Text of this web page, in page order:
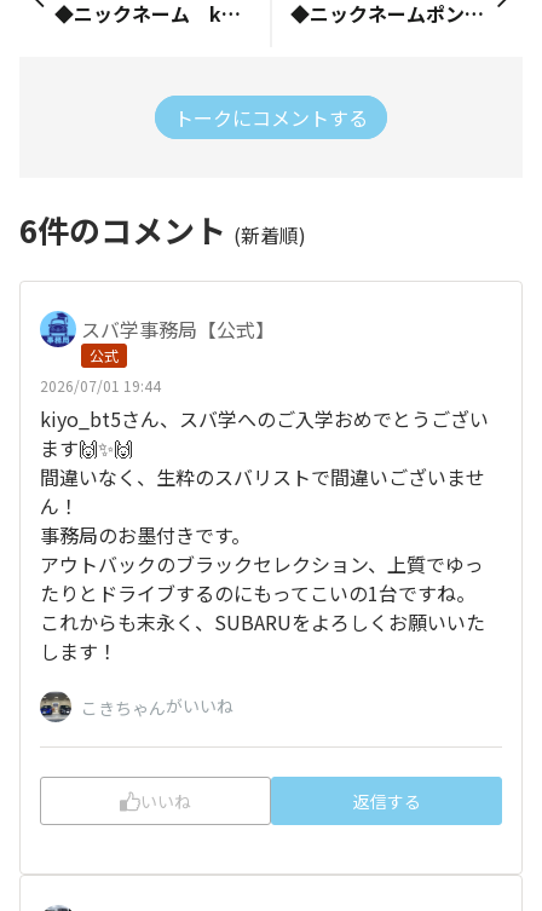
◆ニックネーム kaukau-SS ◆お乗りの車種（乗りたい車種でもOK） vivio Bistro-SS 4WD×２、vivio Bistro-SS FF ◆ご自由に自己紹介をどうぞ！ “ 相棒と一緒に免許返納まで！” 色白で走るの大好きな恥ずかしがりやさん（98年製最終型の28歳、vivio Bistro-SS 4WD ）が相棒です。 ディーラーメンテからの卒業を機にコミュニティからも遠ざかり、今では遠出もしなくなり、洗車の回数も減り、夏冬のタイヤ交換も人任せとなりましたが、「相棒と一緒に免許返納まで！」を目標にこの先を穏やかにまた楽しもうと思い入学してみました。 どうぞヨロシク。
◆ニックネームポンタン◆お乗りの車種（乗りたい車種でもOK）古いフォレスター◆ご自由に自己紹介をどうぞ！還暦すぎたジジィです。EFシビック、BFレガシィ、スズキアルト（型式不明）、BPレガシィと乗り継ぎ、そして現在は、SGフォレスターにノッています。フォレスターも古くガタがきたので、近々、初代のレヴォーグに乗り換えます。（お金が無いので中古ですが）現在、全塗装中です！みなさんよろしくお願いします！
トークにコメントする
6件のコメント (新着順)
スバ学事務局【公式】
公式
2026/07/01 19:44
kiyo_bt5さん、スバ学へのご入学おめでとうござい
ます🙌✨🙌
間違いなく、生粋のスバリストで間違いございませ
ん！
事務局のお墨付きです。
アウトバックのブラックセレクション、上質でゆっ
たりとドライブするのにもってこいの1台ですね。
これからも末永く、SUBARUをよろしくお願いいた
します！
こきちゃんがいいね
いいね 返信する